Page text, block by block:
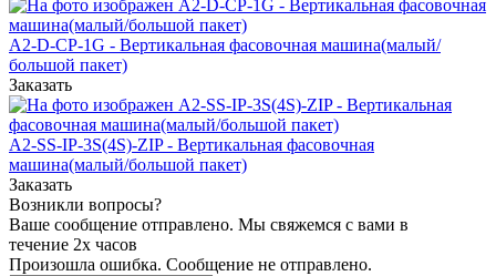
A2-D-CP-1G - Вертикальная фасовочная машина(малый/
большой пакет)
Заказать
A2-SS-IP-3S(4S)-ZIP - Вертикальная фасовочная
машина(малый/большой пакет)
Заказать
Возникли вопросы?
Ваше сообщение отправлено. Мы свяжемся с вами в
течение 2х часов
Произошла ошибка. Сообщение не отправлено.